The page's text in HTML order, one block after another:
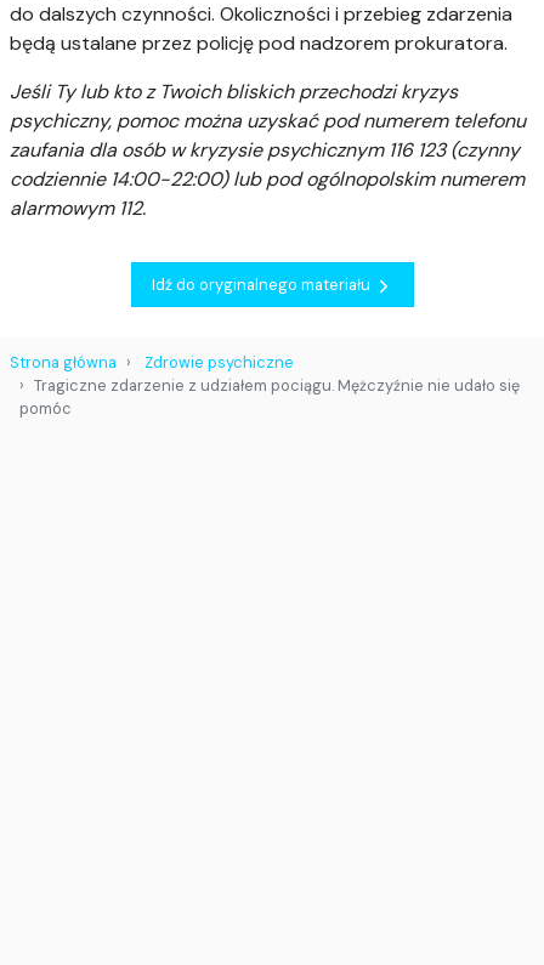
do dalszych czynności. Okoliczności i przebieg zdarzenia
będą ustalane przez policję pod nadzorem prokuratora.
Jeśli Ty lub kto z Twoich bliskich przechodzi kryzys
psychiczny, pomoc można uzyskać pod numerem telefonu
zaufania dla osób w kryzysie psychicznym 116 123 (czynny
codziennie 14:00-22:00) lub pod ogólnopolskim numerem
alarmowym 112.
Idź do oryginalnego materiału
Strona główna
Zdrowie psychiczne
Tragiczne zdarzenie z udziałem pociągu. Mężczyźnie nie udało się
pomóc